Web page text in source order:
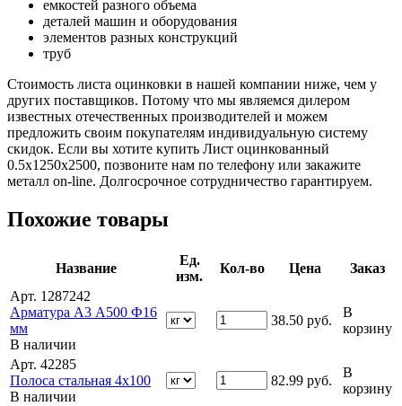
емкостей разного объема
деталей машин и оборудования
элементов разных конструкций
труб
Стоимость листа оцинковки в нашей компании ниже, чем у
других поставщиков. Потому что мы являемся дилером
известных отечественных производителей и можем
предложить своим покупателям индивидуальную систему
скидок. Если вы хотите купить Лист оцинкованный
0.5х1250х2500, позвоните нам по телефону или закажите
металл on-line. Долгосрочное сотрудничество гарантируем.
Похожие товары
Название
Ед.
изм.
Кол-во Цена
Заказ
Арт. 1287242
Арматура А3 А500 Ф16
мм
В наличии
38.50 руб.
В
корзину
Арт. 42285
Полоса стальная 4х100
В наличии
82.99 руб.
В
корзину